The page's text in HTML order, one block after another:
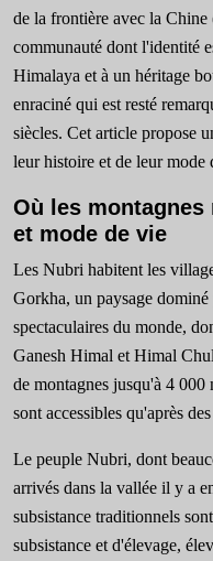
de la frontière avec la
communauté dont l'identité
Himalaya et à un héritage
enraciné qui est resté
siècles. Cet article propose
leur histoire et de leur mode
Où les
et mode de vie
Les Nubri habitent les
Gorkha, un paysage dominé
spectaculaires du monde,
Ganesh Himal et Himal
de montagnes jusqu'à 4 000
sont accessibles qu'après
Le peuple Nubri, dont
arrivés dans la vallée il y a
subsistance traditionnels
subsistance et d'élevage,